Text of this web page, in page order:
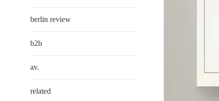
berlin review
b2b
av.
related